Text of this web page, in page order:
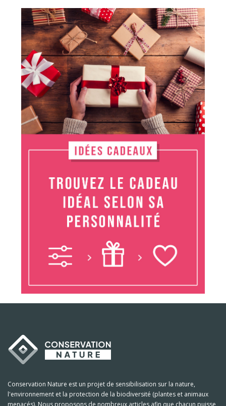
Conservation Nature est un projet de sensibilisation sur la nature,
l'environnement et la protection de la biodiversité (plantes et animaux
menacés). Nous proposons de nombreux articles afin que chacun puisse